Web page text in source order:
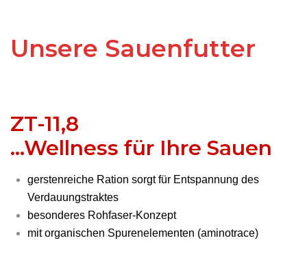
Unsere Sauenfutter
ZT-11,8
...Wellness für Ihre Sauen
gerstenreiche Ration sorgt für Entspannung des
Verdauungstraktes
besonderes Rohfaser-Konzept
mit organischen Spurenelementen (aminotrace)